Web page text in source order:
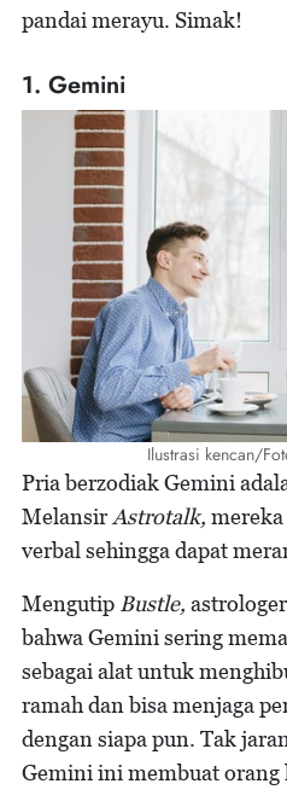
pandai merayu. Simak!
1. Gemini
Ilustrasi kencan/
Pria berzodiak Gemini
MelansirAstrotalk,
verbal sehingga dapat
Mengutip Bustle,
bahwa Gemini sering
sebagai alat untuk
ramah dan bisa menjaga
dengan siapa pun. Tak
Gemini ini membuat orang